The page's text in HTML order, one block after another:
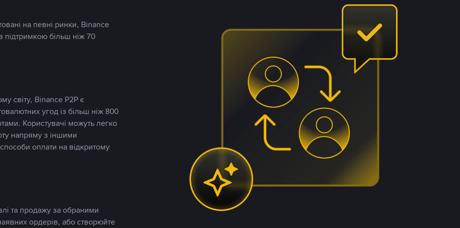
на певні ринки, Binance
підтримкою більш ніж 70
світу, Binance P2P є
угод із більш ніж 800
Користувачі можуть легко
напряму з іншими
оплати на відкритому
та продажу за обраними
ордерів, або створюйте